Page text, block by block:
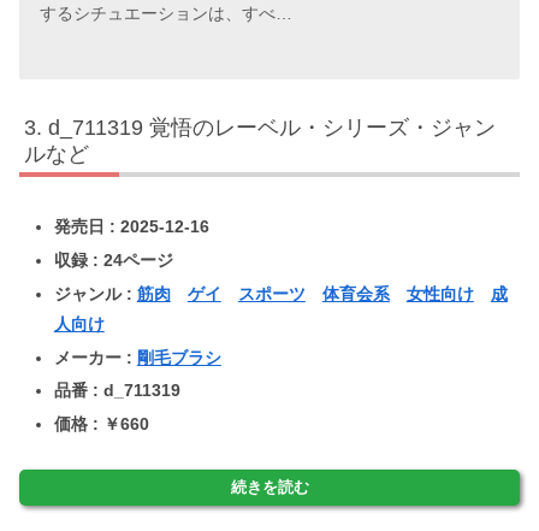
するシチュエーションは、すべ…
d_711319 覚悟のレーベル・シリーズ・ジャン
ルなど
発売日 : 2025-12-16
収録 : 24ページ
ジャンル : 筋肉 ゲイ スポーツ 体育会系 女性向け
成
人向け
メーカー : 剛毛ブラシ
品番 : d_711319
価格 : ￥660
続きを読む